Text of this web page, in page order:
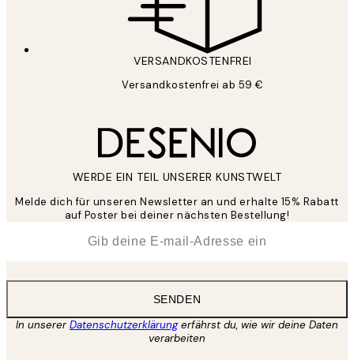
VERSANDKOSTENFREI
Versandkostenfrei ab 59 €
WERDE EIN TEIL UNSERER KUNSTWELT
Melde dich für unseren Newsletter an und erhalte 15% Rabatt
auf Poster bei deiner nächsten Bestellung!
SENDEN
In unsererDatenschutzerklärungerfährst du, wie wir deine Daten
verarbeiten